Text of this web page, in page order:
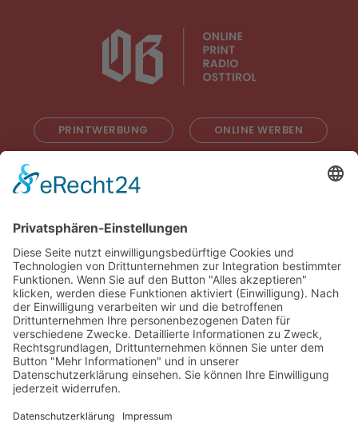
PRINTWERBUNG ONLINE WERBEN
Impressum